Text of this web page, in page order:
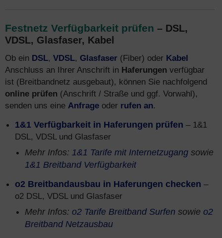
Festnetz Verfügbarkeit prüfen – DSL,
VDSL, Glasfaser, Kabel
Ob ein DSL, VDSL, Glasfaser (Fiber) oder Kabel
Anschluss an Ihrer Anschrift in Haferungen verfügbar
ist (Breitbandnetz ausgebaut), können Sie nachfolgend
online prüfen (Anschrift / Straße und ggf. Vorwahl),
senden uns eine Anfrage oder rufen an.
1&1 Verfügbarkeit in Haferungen prüfen – 1&1
DSL, VDSL und Glasfaser
Mehr Infos: 1&1 Tarife mit Internetzugang sowie
1&1 Breitband Verfügbarkeit
o2 Breitbandausbau in Haferungen checken –
o2 DSL, VDSL und Glasfaser
Mehr Infos: o2 Tarife Breitband Surfen sowie o2
Breitband Netzausbau